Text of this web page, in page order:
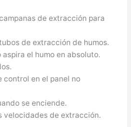
de extracción para
de extracción de humos.
aspira el humo en absoluto.
control en el panel no
se enciende.
velocidades de extracción.